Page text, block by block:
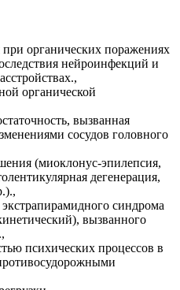
органических поражениях
нейроинфекций и
органической
вызванная
сосудов головного
(миоклонус-эпилепсия,
дегенерация,
синдрома
вызванного
психических процессов в